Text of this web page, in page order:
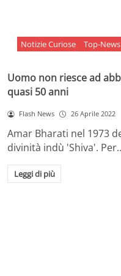
Notizie Curiose Top-News
Uomo non riesce ad
quasi 50 anni
Flash News 26 Aprile 2022
Amar Bharati nel 1973
divinità indù 'Shiva'.
Leggi di più